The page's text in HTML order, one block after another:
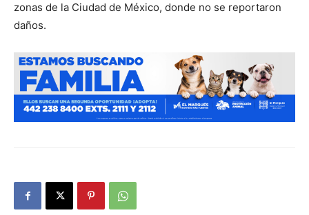
zonas de la Ciudad de México, donde no se reportaron
daños.